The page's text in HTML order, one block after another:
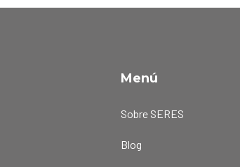
Menú
Sobre SERES
Blog